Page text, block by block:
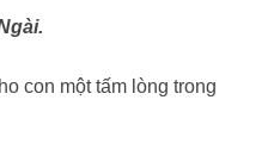
con một tấm lòng trong